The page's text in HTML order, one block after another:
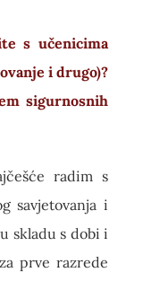
s učenicima
i drugo)?
sigurnosnih
radim s
savjetovanja i
skladu s dobi i
prve razrede